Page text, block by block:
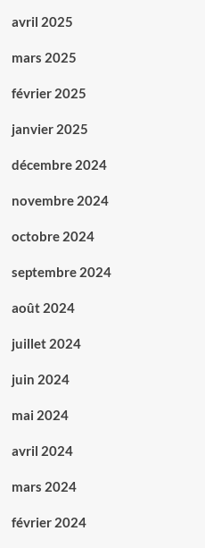
avril 2025
mars 2025
février 2025
janvier 2025
décembre 2024
novembre 2024
octobre 2024
septembre 2024
août 2024
juillet 2024
juin 2024
mai 2024
avril 2024
mars 2024
février 2024